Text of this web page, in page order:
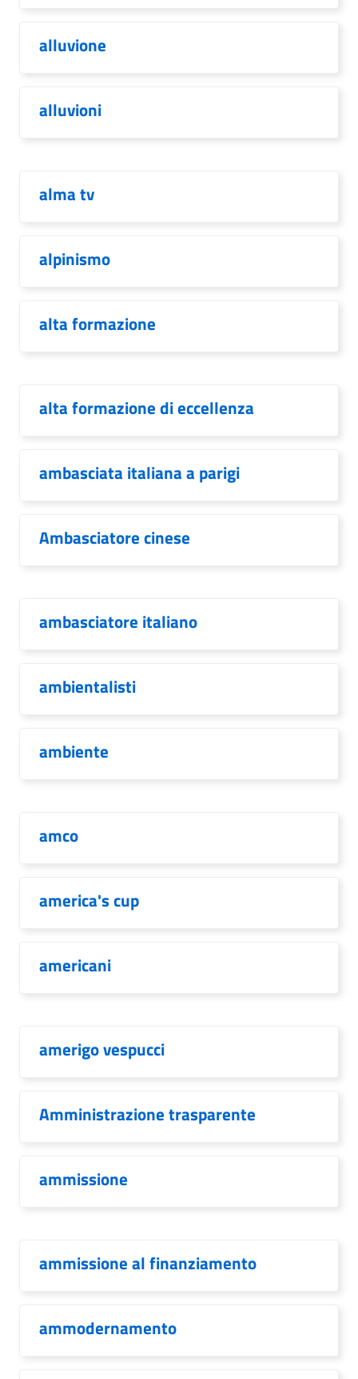
alluvione
alluvioni
alma tv
alpinismo
alta formazione
alta formazione di eccellenza
ambasciata italiana a parigi
Ambasciatore cinese
ambasciatore italiano
ambientalisti
ambiente
amco
america's cup
americani
amerigo vespucci
Amministrazione trasparente
ammissione
ammissione al finanziamento
ammodernamento